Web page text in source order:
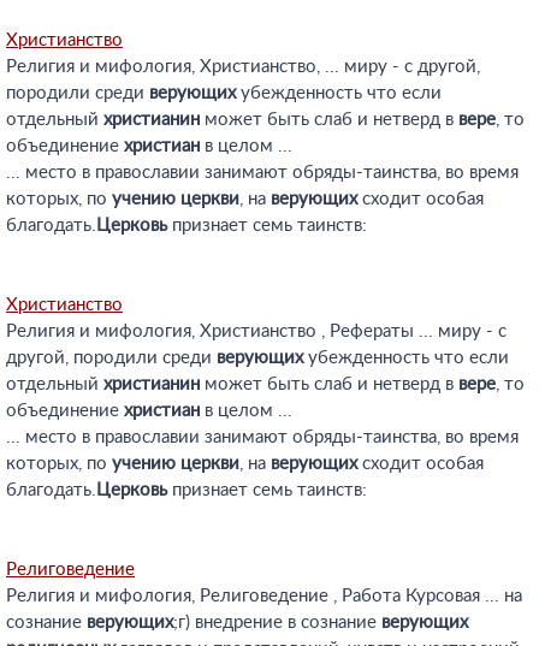
Христианство
Религия и мифология, Христианство, ... миру - с другой,
породили среди верующихубежденность что если
отдельный христианин может быть слаб и нетверд в вере, то
объединение христиан в целом ...
... место в православии занимают обряды-таинства, во время
которых, по учению церкви, на верующихсходит особая
благодать. Церковьпризнает семь таинств:
Христианство
Религия и мифология, Христианство , Рефераты ... миру - с
другой, породили среди верующихубежденность что если
отдельный христианин может быть слаб и нетверд в вере, то
объединение христиан в целом ...
... место в православии занимают обряды-таинства, во время
которых, по учению церкви, на верующихсходит особая
благодать. Церковьпризнает семь таинств:
Религоведение
Религия и мифология, Религоведение , Работа Курсовая ... на
сознание верующих;г) внедрение в сознание верующих